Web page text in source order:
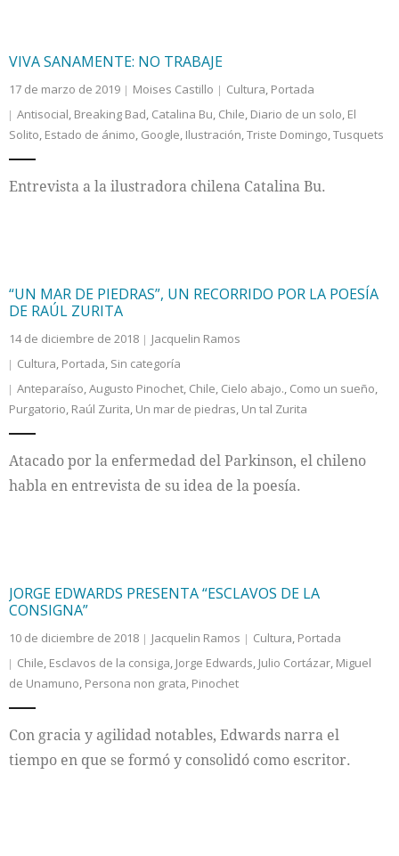
VIVA SANAMENTE: NO TRABAJE
17 de marzo de 2019 Moises Castillo Cultura, Portada
Antisocial, Breaking Bad, Catalina Bu, Chile, Diario de un solo, El
Solito, Estado de ánimo, Google, Ilustración,Triste Domingo,Tusquets
Entrevista a la ilustradora chilena Catalina Bu.
“UN MAR DE PIEDRAS”, UN RECORRIDO POR LA POESÍA
DE RAÚL ZURITA
14 de diciembre de 2018
Jacquelin Ramos
Cultura, Portada, Sin categoría
Anteparaíso,Augusto Pinochet, Chile, Cielo abajo., Como un sueño,
Purgatorio, Raúl Zurita, Un mar de piedras, Un tal Zurita
Atacado por la enfermedad del Parkinson, el chileno
habla en entrevista de su idea de la poesía.
JORGE EDWARDS PRESENTA “ESCLAVOS DE LA
CONSIGNA”
10 de diciembre de 2018 Jacquelin Ramos Cultura, Portada
Chile, Esclavos de la consiga, Jorge Edwards, Julio Cortázar, Miguel
de Unamuno, Persona non grata, Pinochet
Con gracia y agilidad notables, Edwards narra el
tiempo en que se formó y consolidó como escritor.